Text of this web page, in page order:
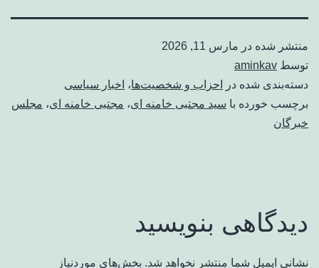
منتشر شده در مارس 11, 2026
توسط aminkav
دسته‌بندی شده در
احزاب و شخصیت‌ها، اخبار سیاسی
برچسب خورده با سید مجتبی خامنه ای، مجتبی خامنه ای، مجلس
خبرگان
دیدگاهی بنویسید
نشانی ایمیل شما منتشر نخواهد شد. بخش‌های موردنیاز